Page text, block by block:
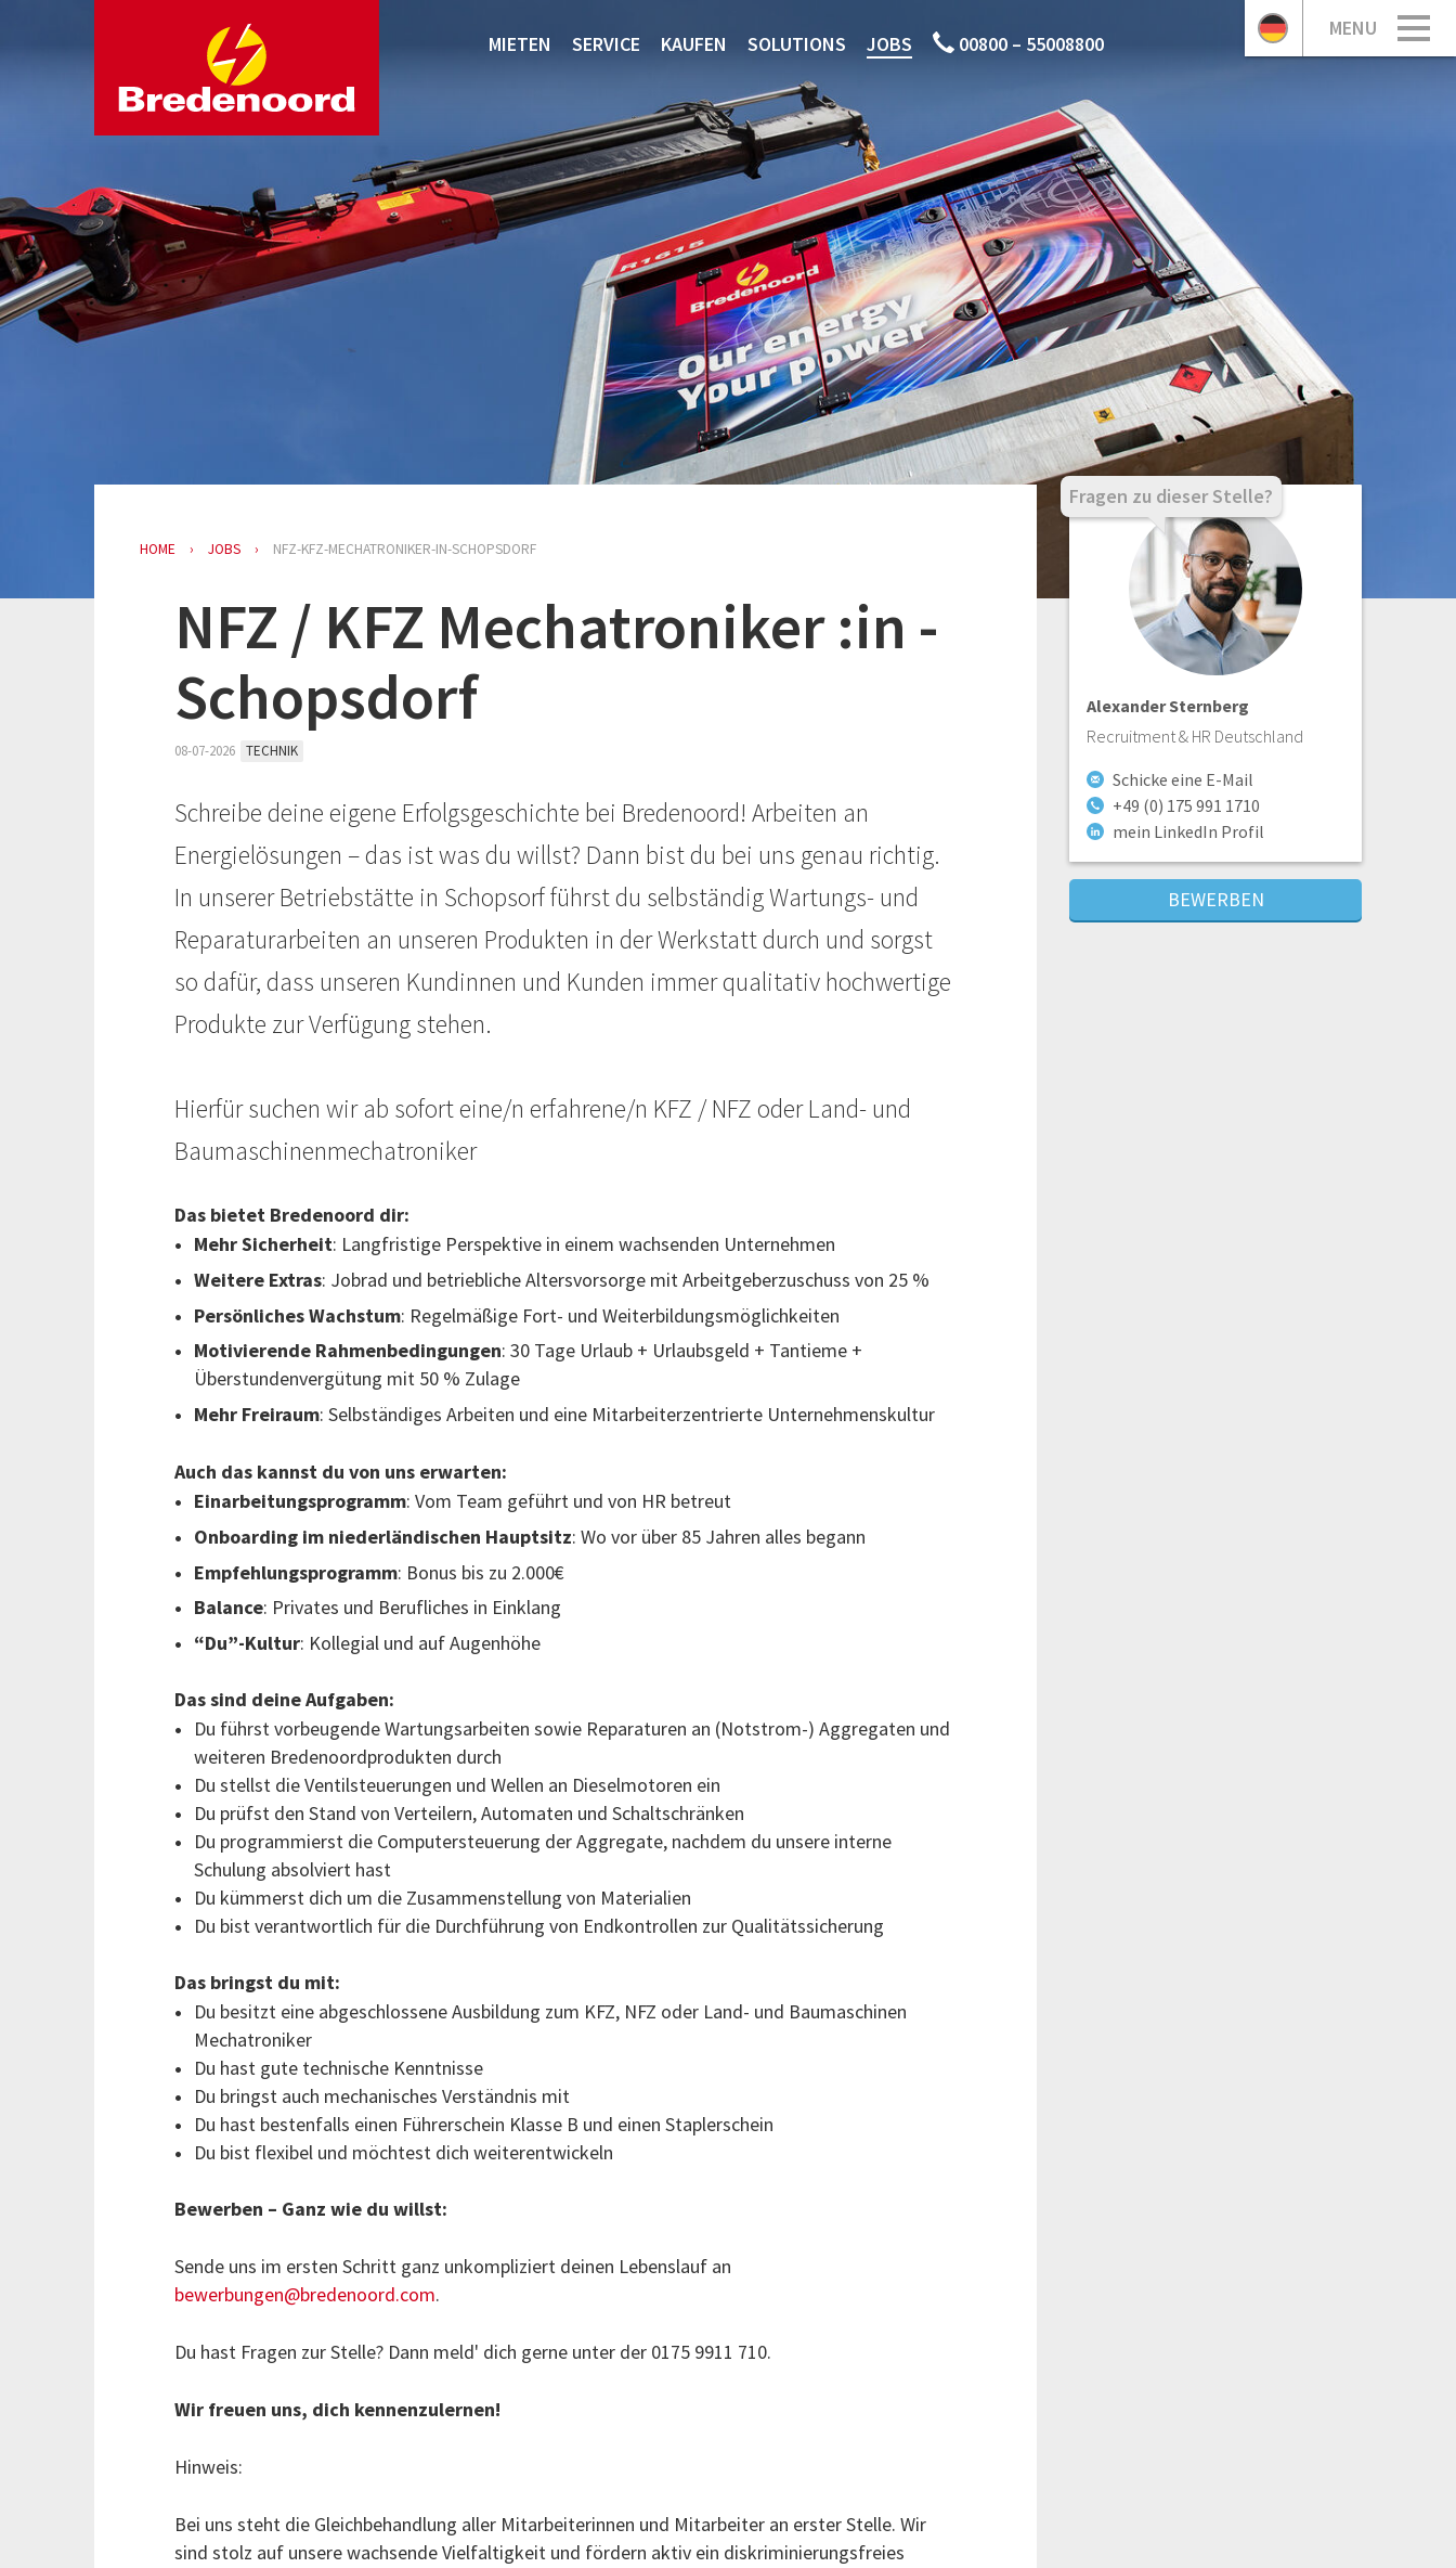
MENU
Fragen zu dieser Stelle?
Alexander Sternberg
Recruitment & HR Deutschland
Schicke eine E-Mail
+49 (0) 175 991 1710
mein LinkedIn Profil
BEWERBEN
MIETEN SERVICE KAUFEN SOLUTIONS JOBS 00800 – 55008800
HOME JOBS NFZ-KFZ-MECHATRONIKER-IN-SCHOPSDORF
NFZ / KFZ Mechatroniker :in -
Schopsdorf
08-07-2026 TECHNIK
Schreibe deine eigene Erfolgsgeschichte bei Bredenoord! Arbeiten an
Energielösungen – das ist was du willst? Dann bist du bei uns genau richtig.
In unserer Betriebstätte in Schopsorf führst du selbständig Wartungs- und
Reparaturarbeiten an unseren Produkten in der Werkstatt durch und sorgst
so dafür, dass unseren Kundinnen und Kunden immer qualitativ hochwertige
Produkte zur Verfügung stehen.
Hierfür suchen wir ab sofort eine/n erfahrene/n KFZ / NFZ oder Land- und
Baumaschinenmechatroniker
Das bietet Bredenoord dir:
Mehr Sicherheit: Langfristige Perspektive in einem wachsenden Unternehmen
Weitere Extras: Jobrad und betriebliche Altersvorsorge mit Arbeitgeberzuschuss von 25 %
Persönliches Wachstum: Regelmäßige Fort- und Weiterbildungsmöglichkeiten
Motivierende Rahmenbedingungen: 30 Tage Urlaub + Urlaubsgeld + Tantieme +
Überstundenvergütung mit 50 % Zulage
Mehr Freiraum: Selbständiges Arbeiten und eine Mitarbeiterzentrierte Unternehmenskultur
Auch das kannst du von uns erwarten:
Einarbeitungsprogramm: Vom Team geführt und von HR betreut
Onboarding im niederländischen Hauptsitz: Wo vor über 85 Jahren alles begann
Empfehlungsprogramm: Bonus bis zu 2.000€
Balance: Privates und Berufliches in Einklang
“Du”-Kultur: Kollegial und auf Augenhöhe
Das sind deine Aufgaben:
Du führst vorbeugende Wartungsarbeiten sowie Reparaturen an (Notstrom-) Aggregaten und
weiteren Bredenoordprodukten durch
Du stellst die Ventilsteuerungen und Wellen an Dieselmotoren ein
Du prüfst den Stand von Verteilern, Automaten und Schaltschränken
Du programmierst die Computersteuerung der Aggregate, nachdem du unsere interne
Schulung absolviert hast
Du kümmerst dich um die Zusammenstellung von Materialien
Du bist verantwortlich für die Durchführung von Endkontrollen zur Qualitätssicherung
Das bringst du mit:
Du besitzt eine abgeschlossene Ausbildung zum KFZ, NFZ oder Land- und Baumaschinen
Mechatroniker
Du hast gute technische Kenntnisse
Du bringst auch mechanisches Verständnis mit
Du hast bestenfalls einen Führerschein Klasse B und einen Staplerschein
Du bist flexibel und möchtest dich weiterentwickeln
Bewerben – Ganz wie du willst:
Sende uns im ersten Schritt ganz unkompliziert deinen Lebenslauf an
bewerbungen@bredenoord.com.
Du hast Fragen zur Stelle? Dann meld' dich gerne unter der 0175 9911 710.
Wir freuen uns, dich kennenzulernen!
Hinweis:
Bei uns steht die Gleichbehandlung aller Mitarbeiterinnen und Mitarbeiter an erster Stelle. Wir
sind stolz auf unsere wachsende Vielfaltigkeit und fördern aktiv ein diskriminierungsfreies